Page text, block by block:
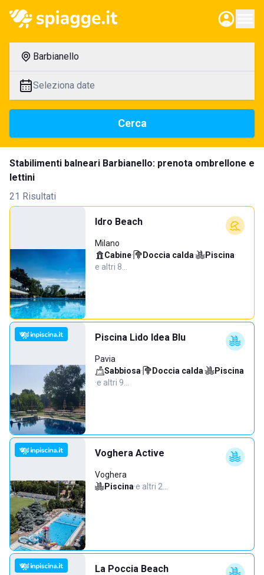
Barbianello
Seleziona date
Cerca
Stabilimenti balneari Barbianello: prenota ombrellone e
lettini
21 Risultati
Idro Beach
Milano
Cabine· Doccia calda· Piscina·
e altri 8…
Piscina Lido Idea Blu
Pavia
Sabbiosa· Doccia calda·
Piscina
·e altri 9…
Voghera Active
Voghera
Piscina·e altri 2…
La Poccia Beach